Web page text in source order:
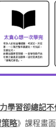
學習卻總記
略》課程畫